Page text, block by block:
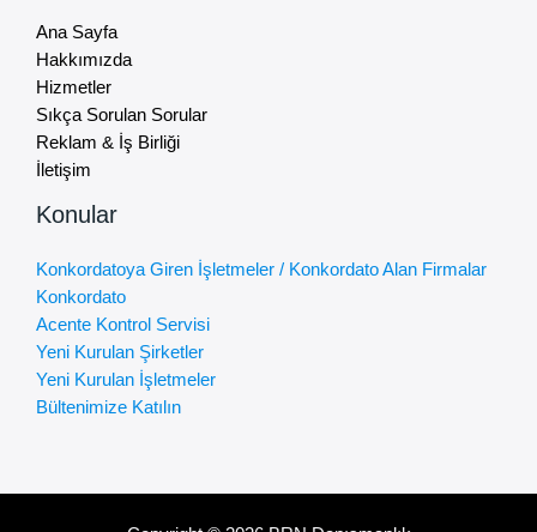
Ana Sayfa
Hakkımızda
Hizmetler
Sıkça Sorulan Sorular
Reklam & İş Birliği
İletişim
Konular
Konkordatoya Giren İşletmeler / Konkordato Alan Firmalar
Konkordato
Acente Kontrol Servisi
Yeni Kurulan Şirketler
Yeni Kurulan İşletmeler
Bültenimize Katılın